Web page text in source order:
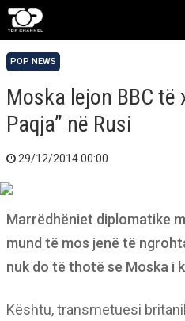
POP NEWS
Moska lejon BBC të
Paqja” në Rusi
29/12/2014 00:00
Marrëdhëniet diplomatike
mund të mos jenë të
nuk do të thotë se Moska i
Kështu, transmetuesi